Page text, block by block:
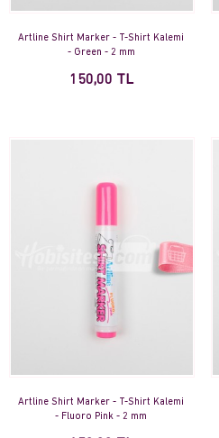
Artline Shirt Marker - T-Shirt Kalemi
- Green - 2 mm
150,00 TL
Artline Shirt Marker - T-Shirt Kalemi
- Fluoro Pink - 2 mm